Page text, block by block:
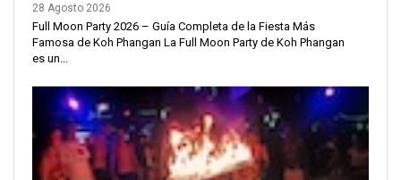
28 Agosto 2026
Full Moon Party 2026 – Guía Completa de la Fiesta Más
Famosa de Koh Phangan La Full Moon Party de Koh Phangan
es un...